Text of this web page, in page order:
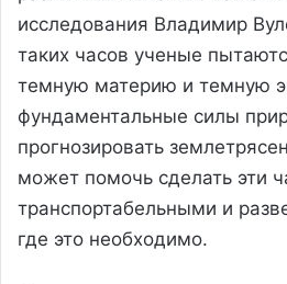
исследования Владимир
таких часов ученые
темную материю и темную
фундаментальные силы
прогнозировать
может помочь сделать эти
транспортабельными и
где это необходимо.